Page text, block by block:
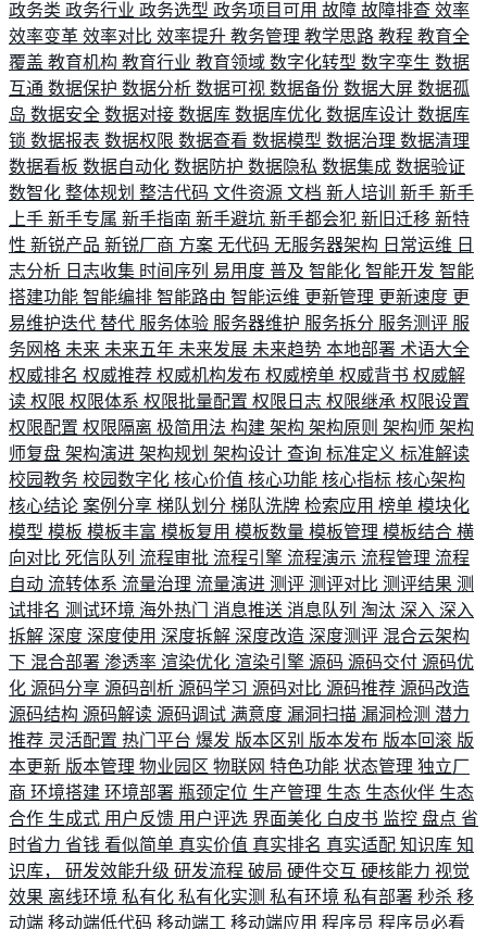
政务类 政务行业 政务选型 政务项目可用 故障 故障排查 效率
效率变革 效率对比 效率提升 教务管理 教学思路 教程 教育全
覆盖 教育机构 教育行业 教育领域 数字化转型 数字孪生 数据
互通 数据保护 数据分析 数据可视 数据备份 数据大屏 数据孤
岛 数据安全 数据对接 数据库 数据库优化 数据库设计 数据库
锁 数据报表 数据权限 数据查看 数据模型 数据治理 数据清理
数据看板 数据自动化 数据防护 数据隐私 数据集成 数据验证
数智化 整体规划 整洁代码 文件资源 文档 新人培训 新手 新手
上手 新手专属 新手指南 新手避坑 新手都会犯 新旧迁移 新特
性 新锐产品 新锐厂商 方案 无代码 无服务器架构 日常运维 日
志分析 日志收集 时间序列 易用度 普及 智能化 智能开发 智能
搭建功能 智能编排 智能路由 智能运维 更新管理 更新速度 更
易维护迭代 替代 服务体验 服务器维护 服务拆分 服务测评 服
务网格 未来 未来五年 未来发展 未来趋势 本地部署 术语大全
权威排名 权威推荐 权威机构发布 权威榜单 权威背书 权威解
读 权限 权限体系 权限批量配置 权限日志 权限继承 权限设置
权限配置 权限隔离 极简用法 构建 架构 架构原则 架构师 架构
师复盘 架构演进 架构规划 架构设计 查询 标准定义 标准解读
校园教务 校园数字化 核心价值 核心功能 核心指标 核心架构
核心结论 案例分享 梯队划分 梯队洗牌 检索应用 榜单 模块化
模型 模板 模板丰富 模板复用 模板数量 模板管理 模板结合 横
向对比 死信队列 流程审批 流程引擎 流程演示 流程管理 流程
自动 流转体系 流量治理 流量演进 测评 测评对比 测评结果 测
试排名 测试环境 海外热门 消息推送 消息队列 淘汰 深入 深入
拆解 深度 深度使用 深度拆解 深度改造 深度测评 混合云架构
下 混合部署 渗透率 渲染优化 渲染引擎 源码 源码交付 源码优
化 源码分享 源码剖析 源码学习 源码对比 源码推荐 源码改造
源码结构 源码解读 源码调试 满意度 漏洞扫描 漏洞检测 潜力
推荐 灵活配置 热门平台 爆发 版本区别 版本发布 版本回滚 版
本更新 版本管理 物业园区 物联网 特色功能 状态管理 独立厂
商 环境搭建 环境部署 瓶颈定位 生产管理 生态 生态伙伴 生态
合作 生成式 用户反馈 用户评选 界面美化 白皮书 监控 盘点 省
时省力 省钱 看似简单 真实价值 真实排名 真实适配 知识库 知
识库， 研发效能升级 研发流程 破局 硬件交互 硬核能力 视觉
效果 离线环境 私有化 私有化实测 私有环境 私有部署 秒杀 移
动端 移动端低代码 移动端工 移动端应用 程序员 程序员必看